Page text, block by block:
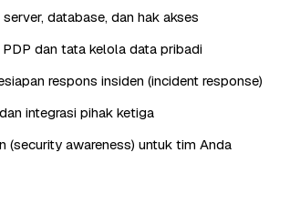
database, dan hak akses
dan tata kelola data pribadi
respons insiden (incident response)
integrasi pihak ketiga
(security awareness) untuk tim Anda